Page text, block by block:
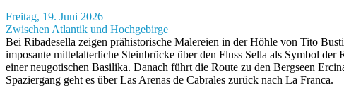
Freitag, 19. Juni 2026
Zwischen Atlantik und Hochgebirge
Bei Ribadesella zeigen prähistorische Malereien in der Höhle von Tito
imposante mittelalterliche Steinbrücke über den Fluss Sella als Symbol
einer neugotischen Basilika. Danach führt die Route zu den Bergseen
Spaziergang geht es über Las Arenas de Cabrales zurück nach La Franca.